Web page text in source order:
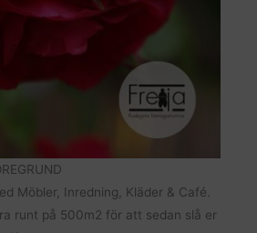
Möbler, Inredning, Kläder & Café.
runt på 500m2 för att sedan slå er